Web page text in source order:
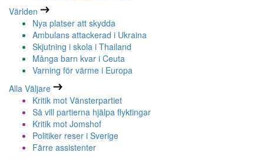
Världen
Nya platser att skydda
Ambulans attackerad i Ukraina
Skjutning i skola i Thailand
Många barn kvar i Ceuta
Varning för värme i Europa
Alla Väljare
Kritik mot Vänsterpartiet
Så vill partierna hjälpa flyktingar
Kritik mot Jomshof
Politiker reser i Sverige
Färre assistenter